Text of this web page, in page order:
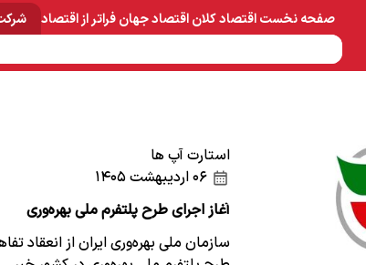
صفحه نخستاقتصاد کلاناقتصاد جهانفراتر از اقتصاد
استارت آپ ها
آغاز اجرای طرح پلتفرم ملی بهره‌وری
سازمان ملی بهره‌وری ایران از انعقاد